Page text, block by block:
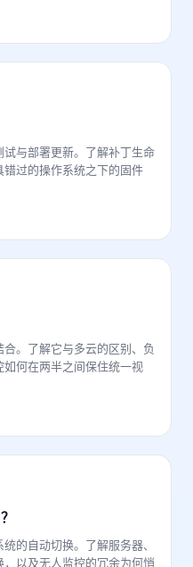
与部署更新。了解补丁生命
过的操作系统之下的固件
。了解它与多云的区别、负
何在两半之间保住统一视
的自动切换。了解服务器、
以及无人监控的冗余为何悄